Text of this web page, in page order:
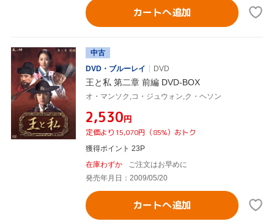
カートへ追加
中古
DVD・ブルーレイ
DVD
王と私 第二章 前編 DVD-BOX
オ・マンソク,コ・ジュウォン,ク・ヘソン
¥2,530円
定価より15,070円（85%）おトク
獲得ポイント 23P
在庫わずか
ご注文はお早めに
発売年月日：2009/05/20
カートへ追加